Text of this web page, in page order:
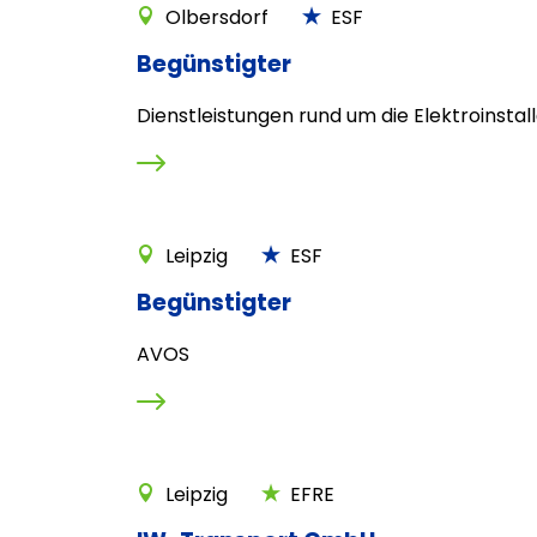
Olbersdorf ESF
Begünstigter
Dienstleistungen rund um die
Leipzig ESF
Begünstigter
AVOS
Leipzig EFRE